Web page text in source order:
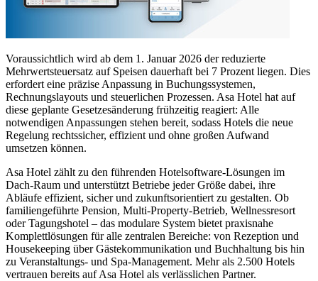
Voraussichtlich wird ab dem 1. Januar 2026 der reduzierte
Mehrwertsteuersatz auf Speisen dauerhaft bei 7 Prozent liegen. Dies
erfordert eine präzise Anpassung in Buchungssystemen,
Rechnungslayouts und steuerlichen Prozessen. Asa Hotel hat auf
diese geplante Gesetzesänderung frühzeitig reagiert: Alle
notwendigen Anpassungen stehen bereit, sodass Hotels die neue
Regelung rechtssicher, effizient und ohne großen Aufwand
umsetzen können.
Asa Hotel zählt zu den führenden Hotelsoftware-Lösungen im
Dach-Raum und unterstützt Betriebe jeder Größe dabei, ihre
Abläufe effizient, sicher und zukunftsorientiert zu gestalten. Ob
familiengeführte Pension, Multi-Property-Betrieb, Wellnessresort
oder Tagungshotel – das modulare System bietet praxisnahe
Komplettlösungen für alle zentralen Bereiche: von Rezeption und
Housekeeping über Gästekommunikation und Buchhaltung bis hin
zu Veranstaltungs- und Spa-Management. Mehr als 2.500 Hotels
vertrauen bereits auf Asa Hotel als verlässlichen Partner.